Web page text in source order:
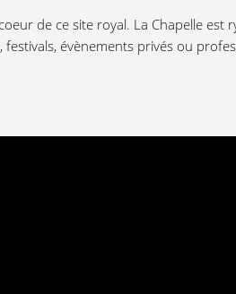
de ce site royal. La Chapelle est
évènements privés ou